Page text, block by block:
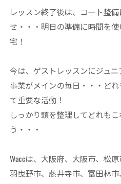
レッスン終了後は、コート整
せ・・・明日の準備に時間を
宅！
今は、ゲストレッスンにジュ
事業がメインの毎日・・・どれ
て重要な活動！
しっかり頭を整理してどれも
う・・・
Waccは、大阪府、大阪市、松
羽曳野市、藤井寺市、富田林